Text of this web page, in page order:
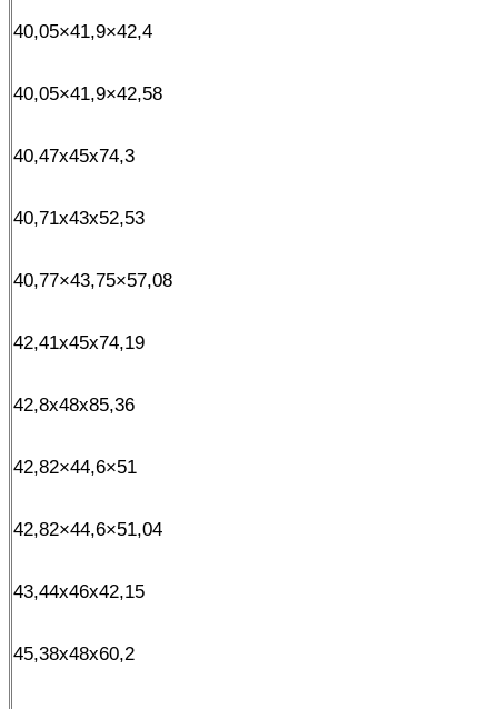
40,05×41,9×42,4
40,05×41,9×42,58
40,47x45x74,3
40,71x43x52,53
40,77×43,75×57,08
42,41x45x74,19
42,8x48x85,36
42,82×44,6×51
42,82×44,6×51,04
43,44x46x42,15
45,38x48x60,2